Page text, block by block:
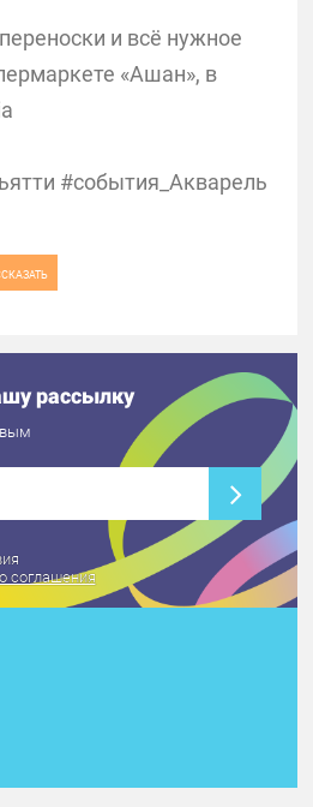
и всё нужное
«Ашан», в
#события_Акварель
рассылку
соглашения